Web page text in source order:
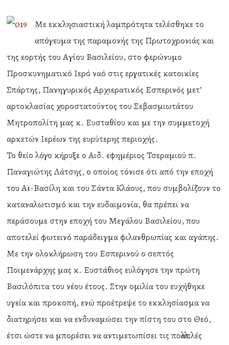
Με εκκλησιαστική λαμπρότητα τελέσθηκε το
απόγευμα της παραμονής της Πρωτοχρονιάς και
της εορτής του Αγίου Βασιλείου, στο φερώνυμο
Προσκυνηματικό Ιερό ναό στις εργατικές κατοικίες
Σπάρτης, Πανηγυρικός Αρχιερατικός Εσπερινός μετ’
αρτοκλασίας χοροστατούντος του Σεβασμιωτάτου
Μητροπολίτη μας κ. Ευσταθίου και με την συμμετοχή
αρκετών Ιερέων της ευρύτερης περιοχής.
Το θείο λόγο κήρυξε ο Αιδ. εφημέριος Τσεραμιού π.
Παναγιώτης Λάτσης, ο οποίος τόνισε ότι από την εποχή
του Αϊ-Βασίλη και του Σάντα Κλάους, που συμβολίζουν το
καταναλωτισμό και την ευδαιμονία, θα πρέπει να
περάσουμε στην εποχή του Μεγάλου Βασιλείου, που
αποτελεί φωτεινό παράδειγμα φιλανθρωπίας και αγάπης.
Με την ολοκλήρωση του Εσπερινού ο σεπτός
Ποιμενάρχης μας κ. Ευστάθιος ευλόγησε την πρώτη
Βασιλόπιτα του νέου έτους. Στην ομιλία του ευχήθηκε
υγεία και προκοπή, ενώ προέτρεψε το εκκλησίασμα να
διατηρήσει και να ενδυναμώσει την πίστη του στο Θεό,
έτσι ώστε να μπορέσει να αντιμετωπίσει τις πολλαπλές